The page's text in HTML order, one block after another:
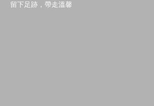
留下足跡，帶走溫馨